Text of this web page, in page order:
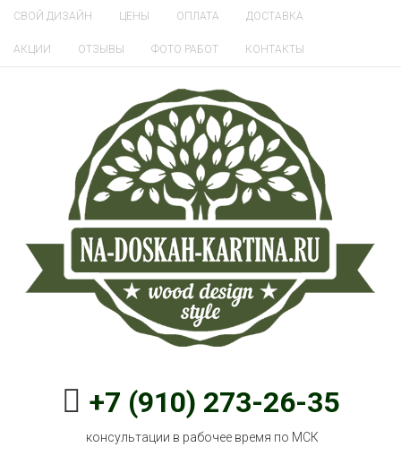
СВОЙ ДИЗАЙН ЦЕНЫ ОПЛАТА ДОСТАВКА
АКЦИИ ОТЗЫВЫ ФОТО РАБОТ КОНТАКТЫ
+7 (910) 273-26-35
консультации в рабочее время по МСК